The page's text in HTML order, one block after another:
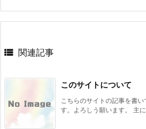
 関連記事
このサイトについて
こちらのサイトの記事を書
す。よろしう願います。 主